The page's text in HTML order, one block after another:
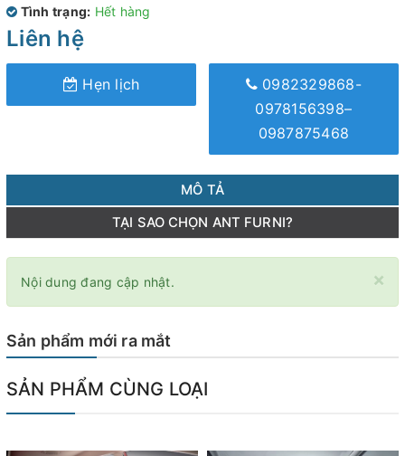
Tình trạng: Hết hàng
Liên hệ
Hẹn lịch
0982329868-
0978156398–
0987875468
MÔ TẢ
TẠI SAO CHỌN ANT FURNI?
×
Nội dung đang cập nhật.
Sản phẩm mới ra mắt
SẢN PHẨM CÙNG LOẠI